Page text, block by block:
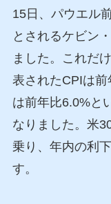
15日、パウエル
とされるケビン
ました。これだ
表されたCPIは
は前年比6.0%と
なりました。米
乗り、年内の利
す。